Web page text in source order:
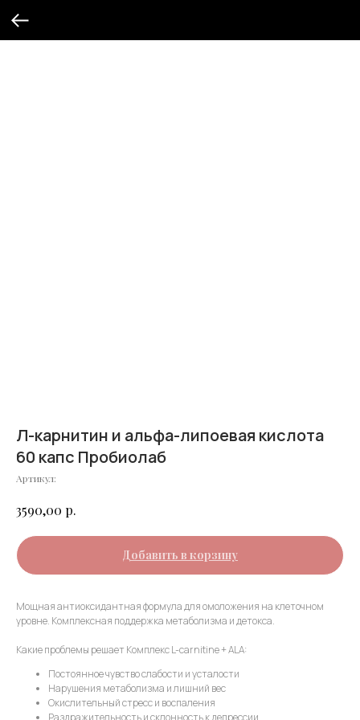
Л-карнитин и альфа-липоевая кислота
60 капс Пробиолаб
Артикул:
3590,00 р.
Добавить в корзину
Мощная антиоксидантная формула для омоложения на клеточном
уровне. Комплексная поддержка метаболизма и детокса.
Какие проблемы решает Комплекс L-carnitine + ALA:
Постоянное чувство слабости и усталости
Нарушения метаболизма и лишний вес
Окислительный стресс и воспаления
Раздражительность и склонность к депрессии